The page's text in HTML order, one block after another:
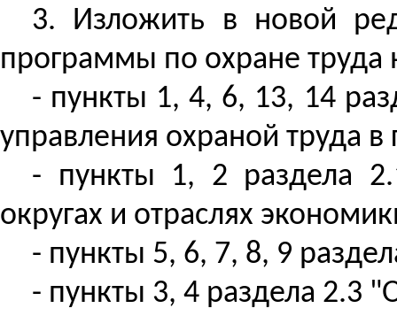
3. Изложить в новой
программы по охране труда
- пункты 1, 4, 6, 13, 14
управления охраной труда
- пункты 1, 2 раздела
округах и отраслях
- пункты 5, 6, 7, 8, 9
- пункты 3, 4 раздела 2.3 "